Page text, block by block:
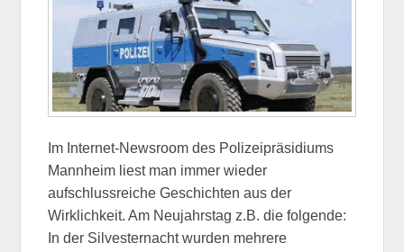
Im Internet-Newsroom des Polizeipräsidiums
Mannheim liest man immer wieder
aufschlussreiche Geschichten aus der
Wirklichkeit. Am Neujahrstag z.B. die folgende:
In der Silvesternacht wurden mehrere